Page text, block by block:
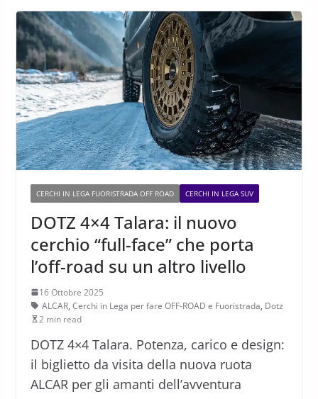
CERCHI IN LEGA FUORISTRADA OFF ROAD CERCHI IN LEGA SUV
DOTZ 4×4 Talara: il nuovo
cerchio “full-face” che porta
l’off-road su un altro livello
16 Ottobre 2025
ALCAR, Cerchi in Lega per fare OFF-ROAD e Fuoristrada, Dotz
2 min read
DOTZ 4×4 Talara. Potenza, carico e design:
il biglietto da visita della nuova ruota
ALCAR per gli amanti dell’avventura